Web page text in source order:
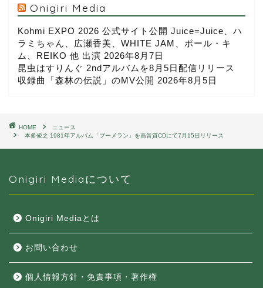
Onigiri Media
Kohmi EXPO 2026 公式サイト公開 Juice=Juice、ハ
ラミちゃん、広瀬香美、WHITE JAM、ポール・キ
ム、REIKO 他 出演 2026年8月7日
昆虫はすりんぐ 2ndアルバムを8月5日配信リリース
収録曲「森林の伝説」のMV公開 2026年8月5日
HOME
ニュース
本多俊之 1981年アルバム「ブーメラン」を高音質CDにて7月15日リリース
Onigiri Mediaについて
Onigiri Mediaとは
お問い合わせ
個人情報方針・免責事項・著作権